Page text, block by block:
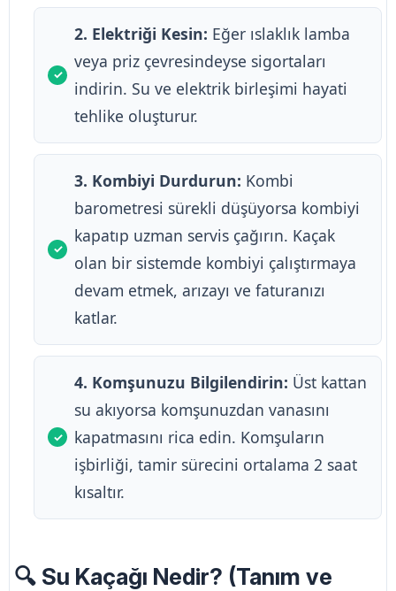
2. Elektriği Kesin: Eğer ıslaklık lamba
veya priz çevresindeyse sigortaları
indirin. Su ve elektrik birleşimi hayati
tehlike oluşturur.
3. Kombiyi Durdurun: Kombi
barometresi sürekli düşüyorsa kombiyi
kapatıp uzman servis çağırın. Kaçak
olan bir sistemde kombiyi çalıştırmaya
devam etmek, arızayı ve faturanızı
katlar.
4. Komşunuzu Bilgilendirin: Üst kattan
su akıyorsa komşunuzdan vanasını
kapatmasını rica edin. Komşuların
işbirliği, tamir sürecini ortalama 2 saat
kısaltır.
🔍 Su Kaçağı Nedir? (Tanım ve